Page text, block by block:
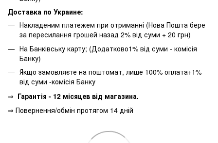
Доставка по Украине:
Накладеним платежем при отриманні (Нова Пошта бере
за пересилання грошей назад 2% від суми + 20 грн)
На Банківську карту; (Додатково1% від суми - комісія
Банку)
Якщо замовляєте на поштомат, лише 100% оплата+1%
від суми -комісія Банку
⇒ Гарантія - 12 місяцев від магазина.
⇒ Повернення/обмін протягом 14 дній